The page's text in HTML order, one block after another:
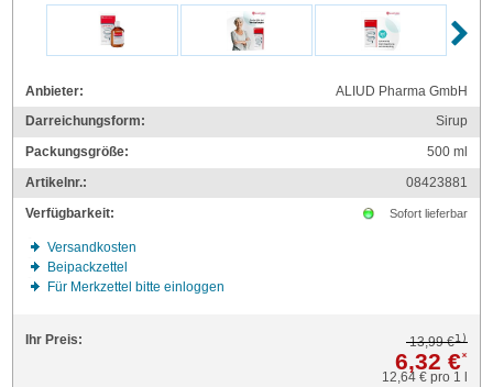
Anbieter:
ALIUD Pharma GmbH
Darreichungsform:
Sirup
Packungsgröße:
500ml
Artikelnr.:
08423881
Verfügbarkeit:
Sofort lieferbar
Versandkosten
Beipackzettel
Für Merkzettel bitte einloggen
Ihr Preis: 13,99 €1)
6,32 €*
12,64 € pro 1 l